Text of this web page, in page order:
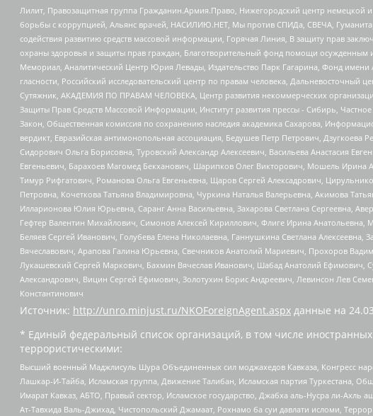
Лилит, Правозащитная группа Гражданин.Армия.Право, Нижегородский центр немецкой
борьбы с коррупцией, Альянс врачей, НАСИЛИЮ.НЕТ, Мы против СПИДа, СВЕЧА,
содействия развитию средств массовой информации, Горячая Линия, В защиту прав
охраны здоровья и защиты прав граждан, Благотворительный фонд помощи осужденным
Мемориал, Аналитический Центр Юрия Левады, Издательство Парк Гагарина, Фонд
гласности, Российский исследовательский центр по правам человека, Дальневосточный
Сутяжник, АКАДЕМИЯ ПО ПРАВАМ ЧЕЛОВЕКА, Центр развития некоммерческих
Защиты Прав Средств Массовой Информации, Институт развития прессы - Сибирь,
Закон, Общественная комиссия по сохранению наследия академика Сахарова,
вердикт, Евразийская антимонопольная ассоциация, Бедушев Петр Петрович,
Сидорович Ольга Борисовна, Туровский Александр Алексеевич, Васильева Анастасия
Евгеньевич, Барахоев Магомед Бекханович, Шарипков Олег Викторович, Мошель
Тимур Рифгатович, Романова Ольга Евгеньевна, Щаров Сергей Алексадрович,
Петровна, Кочеткова Татьяна Владимировна, Чуркина Наталья Валерьевна, Акимова
Илларионова Юлия Юрьевна, Саранг Анна Васильевна, Захарова Светлана Сергеевна,
Гефтер Валентин Михайлович, Симонов Алексей Кириллович, Флиге Ирина
Беляев Сергей Иванович, Голубева Елена Николаевна, Ганнушкина Светлана
Вячеславович, Арапова Галина Юрьевна, Свечников Анатолий Мариевич, Прохоров
Лукашевский Сергей Маркович, Бахмин Вячеслав Иванович, Шабад Анатолий Ефимович,
Александрович, Вицин Сергей Ефимович, Золотухин Борис Андреевич, Левинсон Лев
Константинович
Источник: http://unro.minjust.ru/NKOForeignAgent.aspx данные на
* Единый федеральный список организаций, в том числе
террористическими:
Высший военный Маджлисуль Шура Объединенных сил моджахедов Кавказа, Конгресс
Лашкар-И-Тайба, Исламская группа, Движение Талибан, Исламская партия Туркестана,
Имарат Кавказ, АБТО, Правый сектор, Исламское государство, Джабха аль-Нусра ли-
Ат-Тавхида Валь-Джихад, Чистопольский Джамаат, Рохнамо ба суи давлати исломи,